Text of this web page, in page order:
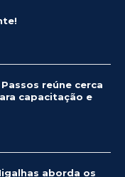
reúne cerca
capacitação e
aborda os